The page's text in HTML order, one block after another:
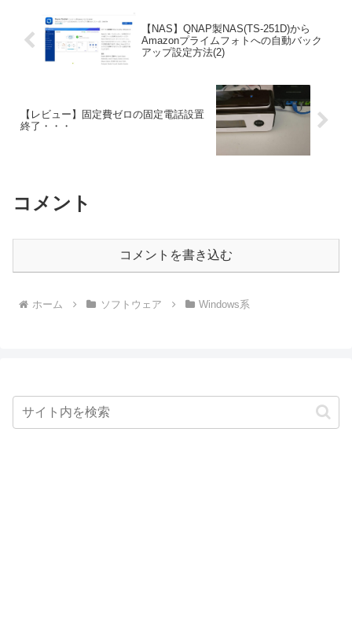
【NAS】QNAP製NAS(TS-251D)から
Amazonプライムフォトへの自動バック
アップ設定方法(2)
【レビュー】固定費ゼロの固定電話設置
終了・・・
コメント
コメントを書き込む
ホーム ソフトウェア Windows系